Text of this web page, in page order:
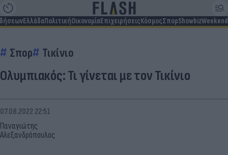
ΕλλάδαΠολιτικήΟικονομίαΕπιχειρήσειςΚόσμοςΣπορShowbizWeekend
Σπορ Τικίνιο
Ολυμπιακός: Τι γίνεται με τον Τικίνιο
Παναγιώτης
Αλεξανδρόπουλος
07.08.2022 22:51